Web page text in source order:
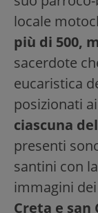
locale
più di 500,
sacerdote
eucaristica
posizionati
ciascuna
presenti
santini con
immagini
Creta e san